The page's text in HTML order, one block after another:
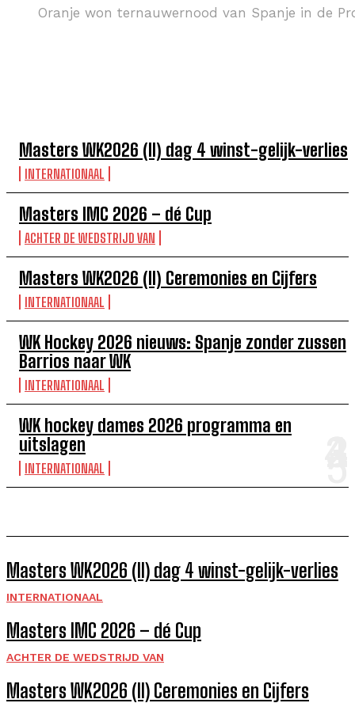
Masters WK2026 (II) dag 4 winst-gelijk-verlies
INTERNATIONAAL
Masters IMC 2026 – dé Cup
ACHTER DE WEDSTRIJD VAN
Masters WK2026 (II) Ceremonies en Cijfers
INTERNATIONAAL
WK Hockey 2026 nieuws: Spanje zonder zussen
Barrios naar WK
INTERNATIONAAL
WK hockey dames 2026 programma en
uitslagen
INTERNATIONAAL
Masters WK2026 (II) dag 4 winst-gelijk-verlies
INTERNATIONAAL
Masters IMC 2026 – dé Cup
ACHTER DE WEDSTRIJD VAN
Masters WK2026 (II) Ceremonies en Cijfers
Oranje won ternauwernood van Spanje in de